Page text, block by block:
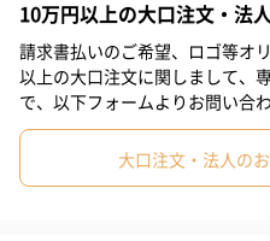
す。
＜使い方＞
1.袋からシートを取り出したら
て、肌に直接貼る。
※1袋にシートが2枚入っていま
等がシート中から揮発するので
10万円以上の大口注文・法
請求書払いのご希望、ロゴ等オ
以上の大口注文に関しまして、
で、以下フォームよりお問い合
大口注文・法人の